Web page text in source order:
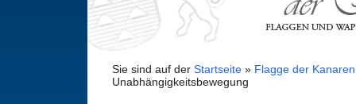
Sie sind auf der Startseite» Flagge der Kanaren
Unabhängigkeitsbewegung